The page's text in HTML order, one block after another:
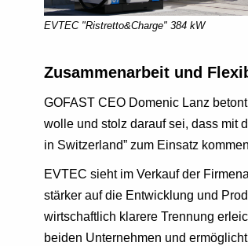
EVTEC "Ristretto&Charge" 384 kW
Zusammenarbeit und
GOFAST CEO Domenic Lanz
wolle und stolz darauf sei, dass mit
in Switzerland” zum Einsatz
EVTEC sieht im Verkauf der
stärker auf die Entwicklung und
wirtschaftlich klarere Trennung
beiden Unternehmen und